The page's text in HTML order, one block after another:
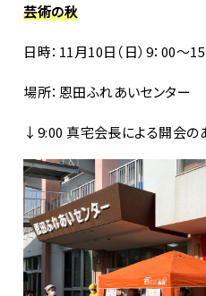
芸術の秋
日時： 11月10日（日）9：00～15
場所：恩田ふれあいセンター
↓9:00 真宅会長による開会の